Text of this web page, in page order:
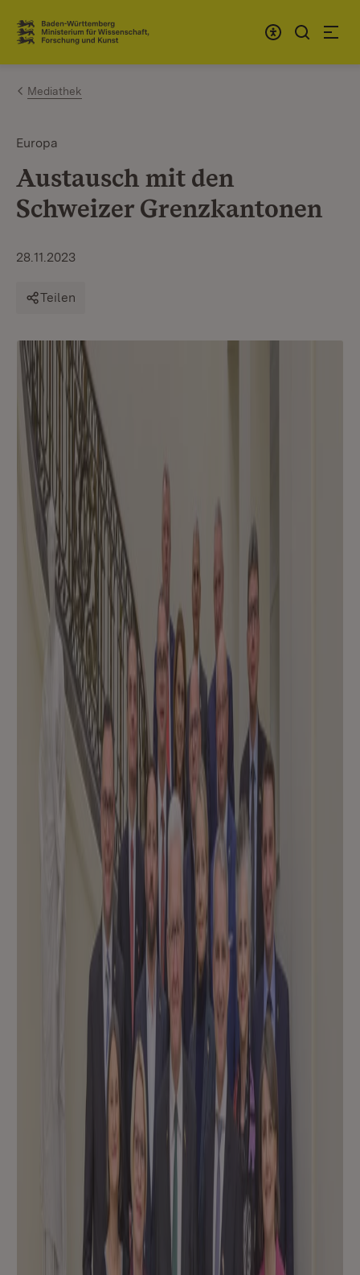
Zum Inhalt springen
Link zur Startseite
Mediathek
Europa
Austausch mit den
Schweizer Grenzkantonen
28.11.2023
Teilen